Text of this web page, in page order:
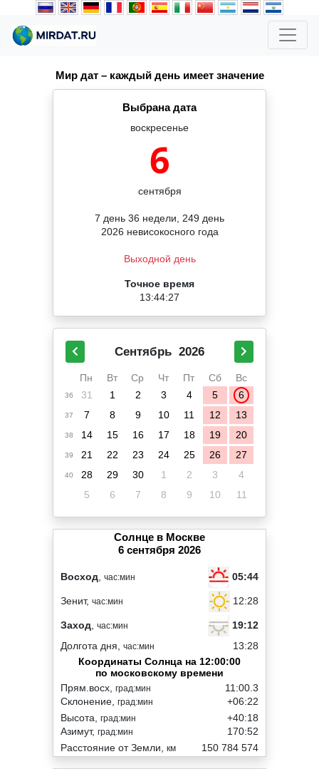
Мир дат – каждый день имеет значение
Выбрана дата
воскресенье
6
сентября
7 день 36 недели, 249 день
2026 невисокосного года
Выходной день
Точное время
13:44:27
Сентябрь 2026
Пн Вт Ср Чт Пт Сб Вс
36 31 1 2 3 4 5 6
37 7 8 9 10 11 12 13
38 14 15 16 17 18 19 20
39 21 22 23 24 25 26 27
40 28 29 30 1 2 3
4
5
6 7 8 9 10 11
Солнце в Москве
6 сентября 2026
Восход час:мин 05:44
Зенит, час:мин 12:28
Заход час:мин
19:12
Долгота дня, час:мин
13:28
Координаты Солнца на 12:00:00
по московскому времени
Прям.восх, град:мин
Склонение, град:мин
11:00.3
+06:22
Высота, град:мин
Азимут, град:мин
+40:18
170:52
Расстояние от Земли, км 150 784 574